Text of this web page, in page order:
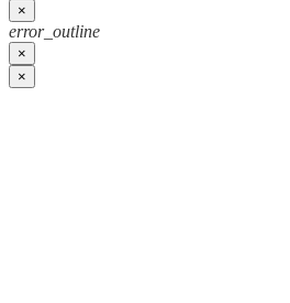
×
error_outline
×
×